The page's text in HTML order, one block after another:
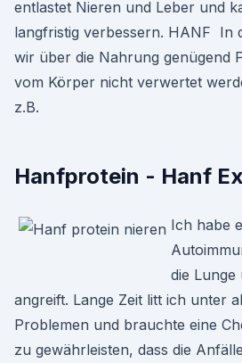
entlastet Nieren und Leber und
langfristig verbessern. HANF In
wir über die Nahrung genügend
vom Körper nicht verwertet
z.B.
Hanfprotein - Hanf
Ich habe
die Lunge
angreift. Lange Zeit litt ich unter
Problemen und brauchte eine
zu gewährleisten, dass die